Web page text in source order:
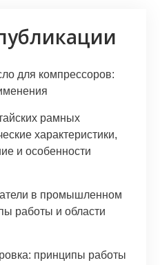
для компрессоров:
рамных
характеристики,
и особенности
в промышленном
работы и области
принципы работы